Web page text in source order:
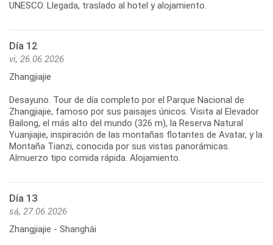
Día 12
vi, 26.06.2026
Zhangjiajie
Desayuno. Tour de día completo por el Parque Nacional de
Zhangjiajie, famoso por sus paisajes únicos. Visita al Elevador
Bailong, el más alto del mundo (326 m), la Reserva Natural
Yuanjiajie, inspiración de las montañas flotantes de Avatar, y la
Montaña Tianzi, conocida por sus vistas panorámicas.
Día 13
sá, 27.06.2026
Zhangjiajie - Shanghái